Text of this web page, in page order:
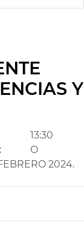
Y
13:30
O
2024.